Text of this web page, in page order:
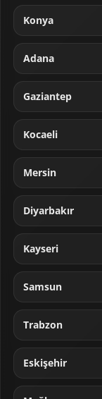
Konya
Adana
Gaziantep
Kocaeli
Mersin
Diyarbakır
Kayseri
Samsun
Trabzon
Eskişehir